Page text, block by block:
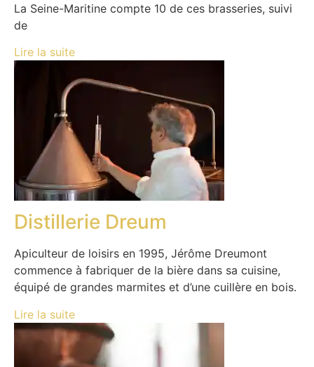
La Seine-Maritine compte 10 de ces brasseries, suivi
de
Lire la suite
Distillerie Dreum
Apiculteur de loisirs en 1995, Jérôme Dreumont
commence à fabriquer de la bière dans sa cuisine,
équipé de grandes marmites et d’une cuillère en bois.
Lire la suite